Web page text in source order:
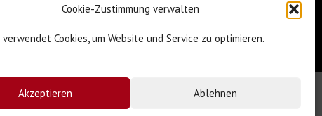
Cookie-Zustimmung verwalten
Cookies, um Website und Service zu optimieren.
Akzeptieren Ablehnen
Impressum & Datenschutz